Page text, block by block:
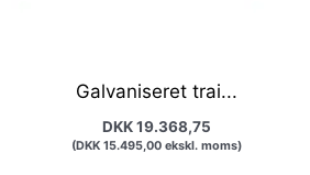
Galvaniseret trai...
DKK19.368,75
(DKK 15.495,00 ekskl. moms)